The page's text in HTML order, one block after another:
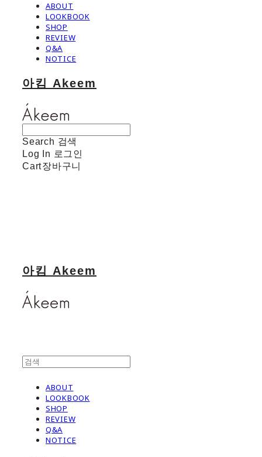
ABOUT
LOOKBOOK
SHOP
REVIEW
Q&A
NOTICE
아킴 Akeem
Search 검색
Log In 로그인
Cart장바구니
아킴 Akeem
ABOUT
LOOKBOOK
SHOP
REVIEW
Q&A
NOTICE